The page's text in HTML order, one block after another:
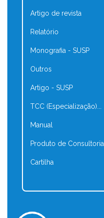
Artigo de revista
Relatório
Monografia - SUSP
Outros
Artigo - SUSP
TCC (Especialização)...
Manual
Produto de Consultoria
Cartilha